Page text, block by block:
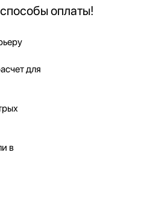
оплаты!
для
в